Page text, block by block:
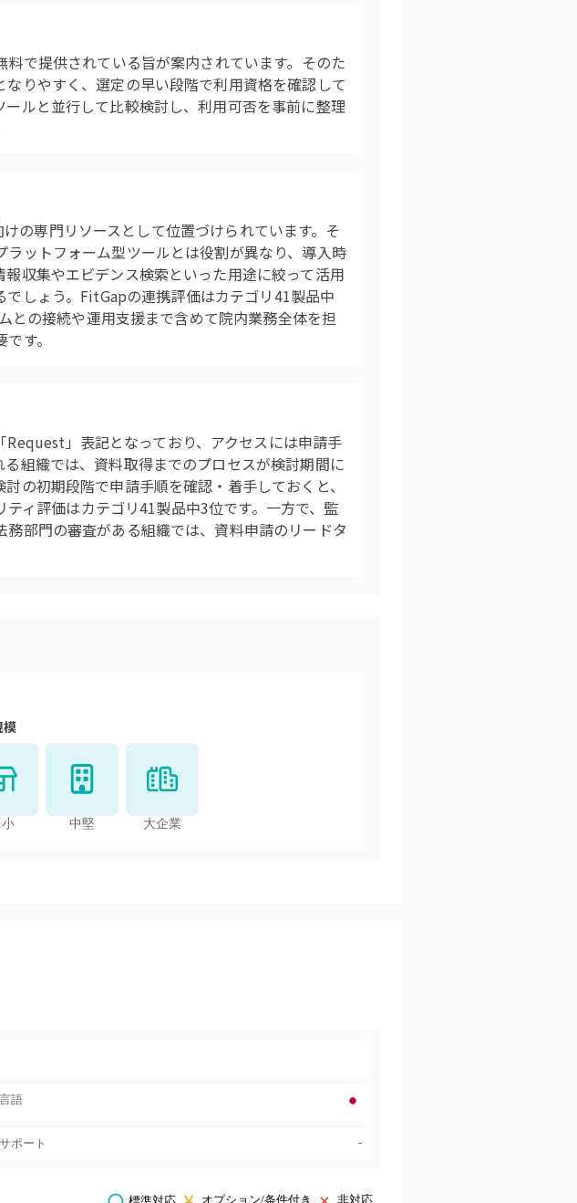
で提供されている旨が案内されています。そのた
りやすく、選定の早い段階で利用資格を確認して
ルと並行して比較検討し、利用可否を事前に整理
の専門リソースとして位置づけられています。そ
ットフォーム型ツールとは役割が異なり、導入時
収集やエビデンス検索といった用途に絞って活用
しょう。FitGapの連携評価はカテゴリ41製品中
との接続や運用支援まで含めて院内業務全体を担
す。
」表記となっており、アクセスには申請手
組織では、資料取得までのプロセスが検討期間に
の初期段階で申請手順を確認・着手しておくと、
ィ評価はカテゴリ41製品中3位です。一方で、監
部門の審査がある組織では、資料申請のリードタ
模
中堅 大企業
語
ポート -
オプション/条件付き 非対応